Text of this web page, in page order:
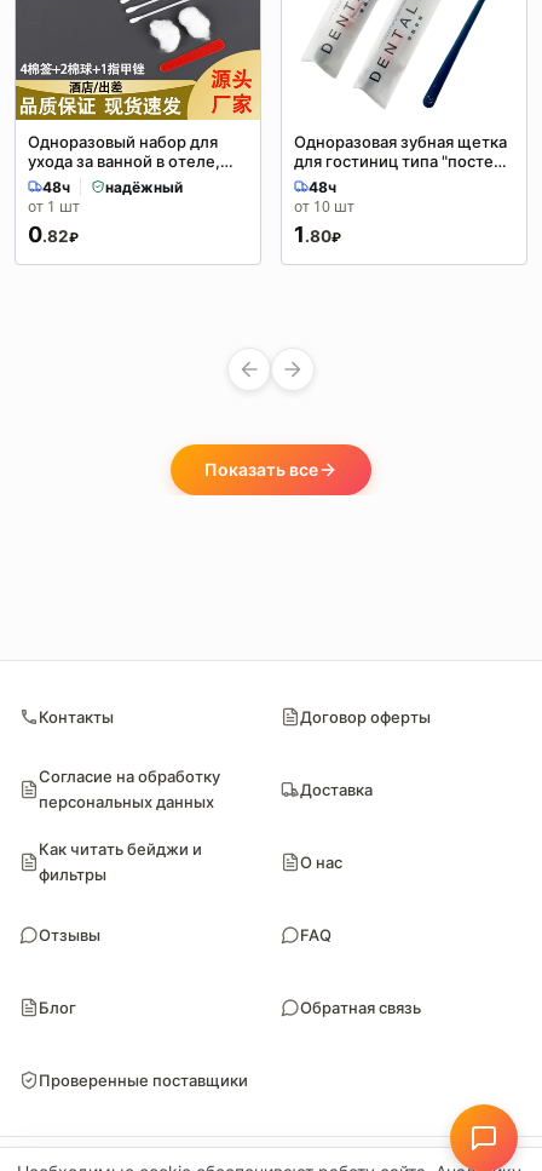
Одноразовый набор для
ухода за ванной в отеле,
ватный тампон, пилочка
для ногтей, макияж,
принадлежности,
48ч надёжный
от 1 шт
0.82₽
Одноразовая зубная щетка
для гостиниц типа "постель
и завтрак" с кремовой
мягкой щетиной и широкой
одноразовых туалетных
48ч
от 10 шт
1.80₽
Показать все
Контакты Договор оферты
Согласие на обработку
персональных данных
Доставка
Как читать бейджи и
фильтры
О нас
Отзывы FAQ
Блог Обратная связь
Проверенные поставщики